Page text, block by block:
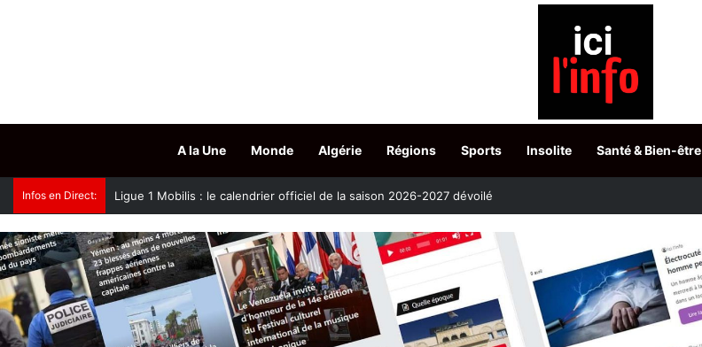
A la Une Monde Algérie Régions Sports Insolite Santé & Bien-être
Infos en Direct: Oued Smar : le cinéma en plein air fait son grand retour